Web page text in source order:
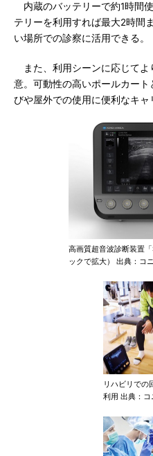
内蔵のバッテリーで約1時間
テリーを利用すれば最大2時間
い場所での診察に活用できる。
また、利用シーンに応じてよ
意。可動性の高いポールカー
びや屋外での使用に便利なキャ
高画質超音波診断装置
ックで拡大） 出典：コ
リハビリでの
利用 出典：コ